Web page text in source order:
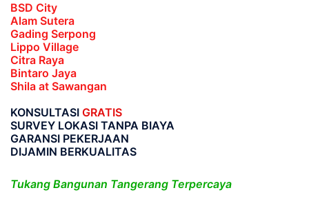
BSD City
Alam Sutera
Gading Serpong
Lippo Village
Citra Raya
Bintaro Jaya
Shila at Sawangan
KONSULTASI GRATIS
SURVEY LOKASI TANPA BIAYA
GARANSI PEKERJAAN
DIJAMIN BERKUALITAS
Tukang Bangunan Tangerang Terpercaya